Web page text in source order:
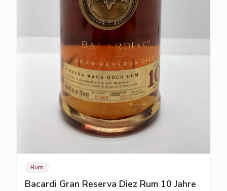
Rum
Bacardi Gran Reserva Diez Rum 10 Jahre